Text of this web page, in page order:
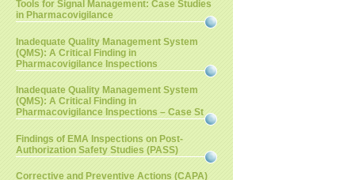
Tools for Signal Management: Case Studies
in Pharmacovigilance
Inadequate Quality Management System
(QMS): A Critical Finding in
Pharmacovigilance Inspections
Inadequate Quality Management System
(QMS): A Critical Finding in
Pharmacovigilance Inspections – Case St
Findings of EMA Inspections on Post-
Authorization Safety Studies (PASS)
Corrective and Preventive Actions (CAPA)